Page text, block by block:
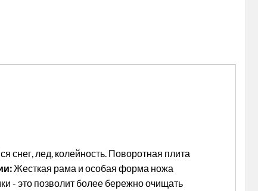
снег, лед, колейность. Поворотная плита
Жесткая рама и особая форма ножа
- это позволит более бережно очищать